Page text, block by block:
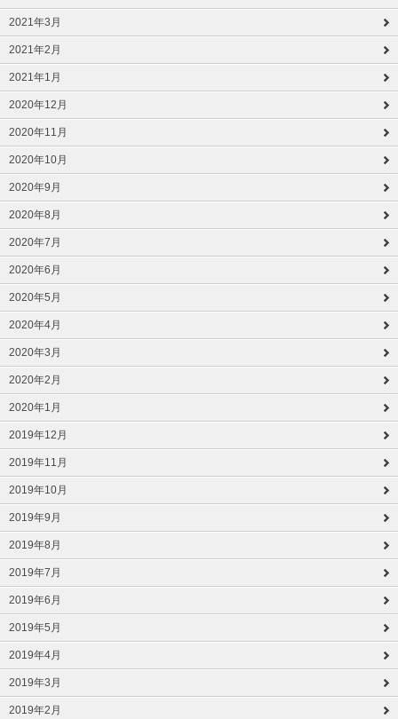
2021年3月
2021年2月
2021年1月
2020年12月
2020年11月
2020年10月
2020年9月
2020年8月
2020年7月
2020年6月
2020年5月
2020年4月
2020年3月
2020年2月
2020年1月
2019年12月
2019年11月
2019年10月
2019年9月
2019年8月
2019年7月
2019年6月
2019年5月
2019年4月
2019年3月
2019年2月